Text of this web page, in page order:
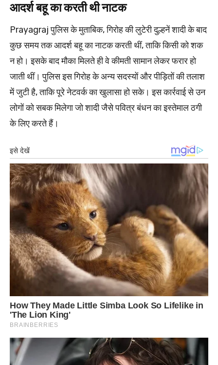
आदर्श बहू का करती थी नाटक
Prayagraj पुलिस के मुताबिक, गिरोह की लुटेरी दुल्हनें शादी के बाद
कुछ समय तक आदर्श बहू का नाटक करती थीं, ताकि किसी को शक
न हो। इसके बाद मौका मिलते ही वे कीमती सामान लेकर फरार हो
जाती थीं। पुलिस इस गिरोह के अन्य सदस्यों और पीड़ितों की तलाश
में जुटी है, ताकि पूरे नेटवर्क का खुलासा हो सके। इस कार्रवाई से उन
लोगों को सबक मिलेगा जो शादी जैसे पवित्र बंधन का इस्तेमाल ठगी
के लिए करते हैं।